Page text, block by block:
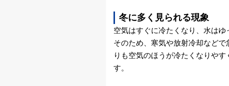
冬に多く見られる現象
空気はすぐに冷たくなり、水は
そのため、寒気や放射冷却など
りも空気のほうが冷たくなりや
す。